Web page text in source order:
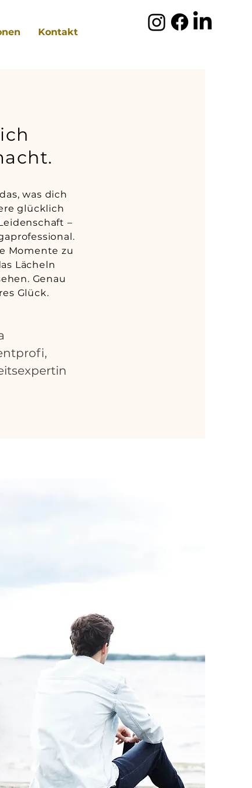
Kontakt
was dich
glücklich
–
Momente zu
Lächeln
Genau
Glück.